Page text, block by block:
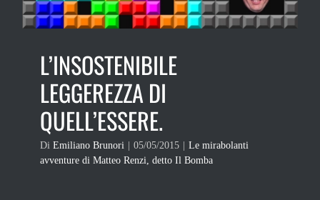
L’INSOSTENIBILE
LEGGEREZZA DI
QUELL’ESSERE.
Di Emiliano Brunori 05/05/2015
Le mirabolanti
avventure di Matteo Renzi, detto Il Bomba